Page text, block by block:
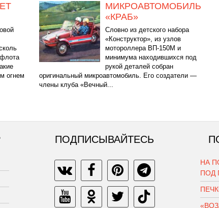
огнем
МИКРОАВТОМОБИЛЬ
«КРАБ»
Словно из детского набора
«Конструктор», из узлов
мотороллера ВП-150М и
минимума находившихся под
рукой деталей собран
оригинальный микроавтомобиль. Его создатели —
члены клуба «Вечный...
ПОДПИСЫВАЙТЕСЬ
НА
ПОД